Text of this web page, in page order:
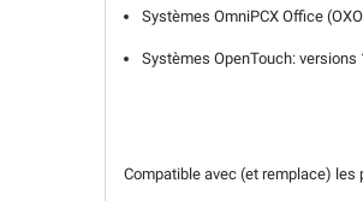
Systèmes OmniPCX Office
Systèmes OpenTouch: versions
Compatible avec (et remplace) les